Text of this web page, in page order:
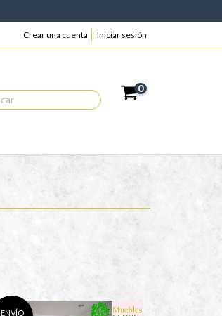
Crear una cuenta Iniciar sesión
0
ENVÍO